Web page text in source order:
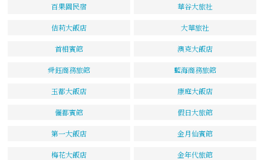
百果園民宿 華谷大旅社
佶莉大飯店 大華旅社
首相賓館 澳克大飯店
舜鈺商務旅館 藍海商務旅館
玉都大飯店 康庭大飯店
儷都賓館 假日大旅館
第一大飯店 金月仙賓館
梅花大飯店 金年代旅館